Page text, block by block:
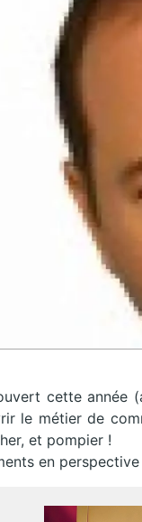
cette année
le métier de
et pompier !
en